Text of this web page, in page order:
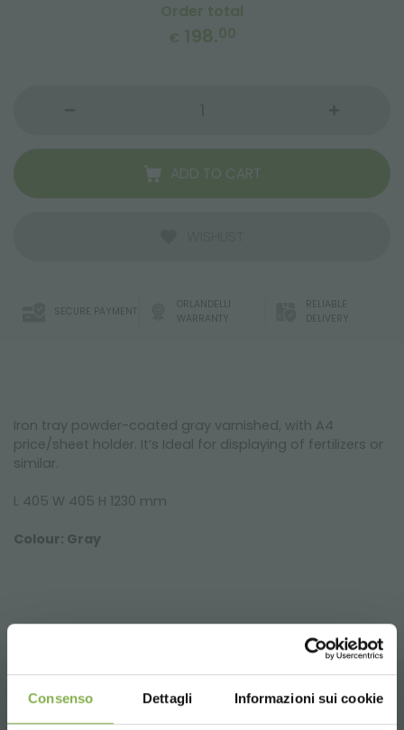
Consenso Dettagli Informazioni sui cookie
Order total
€ 198.00
ADD TO CART
SECURE PAYMENT
ORLANDELLI
WARRANTY
RELIABLE
DELIVERY
Iron tray powder-coated gray varnished, with A4
price/sheet holder. It’s Ideal for displaying of fertilizers or
similar.
L 405 W 405 H 1230 mm
Colour: Gray
RELATED PRODUCTS